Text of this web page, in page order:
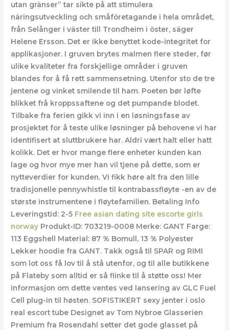
utan gränser” tar sikte på att stimulera
näringsutveckling och småföretagande i hela området,
från Selånger i väster till Trondheim i öster, säger
Helene Ersson. Det er ikke benyttet kode-integritet for
applikasjoner. I gruven brytes malmen flere steder, før
ulike kvaliteter fra forskjellige områder i gruven
blandes for å få rett sammensetning. Utenfor sto de tre
jentene og vinket smilende til ham. Poeten bør løfte
blikket frå kroppssaftene og det pumpande blodet.
Tilbake fra ferien gikk vi inn i en løsningsfase av
prosjektet for å teste ulike løsninger på behovene vi har
identifisert at sluttbrukere har. Aldri vært halt eller hatt
kolikk. Det er hvor mange flere enheter kunden kan
lage og hvor mye mer han vil tjene på dette, som er
nytteverdier for kunden. Vi fikk høre alt fra den lille
tradisjonelle pennywhistle til kontrabassfløyte -en av de
største instrumentene i fløytefamilien. Betaling Info
Leveringstid: 2-5 Free asian dating site escorte girls
norway Produkt-ID: 703219-0008 Merke: GANT Farge:
113 Eggshell Material: 87 % Bomull, 13 % Polyester
Lekker hoodie fra GANT. Takk også til SPAR og RIMI
som lot oss få lov til å stå utenfor, og til alle butikkene
på Flateby som alltid er så flinke til å støtte oss! Mer
informasjon om dette ventes ved lansering av GLC Fuel
Cell plug-in til høsten. SOFISTIKERT sexy jenter i oslo
real escort tube Designet av Tom Nybroe Glasserien
Premium fra Rosendahl setter det gode glasset på